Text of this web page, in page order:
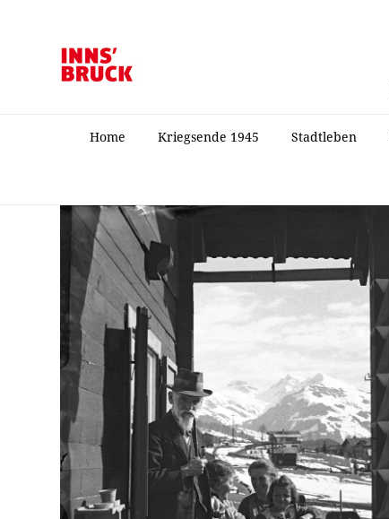
Home Kriegsende 1945 Stadtleben